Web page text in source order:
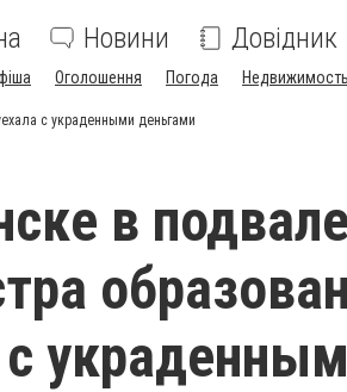
Новини Довідник
Оголошення Погода Недвижимость
с украденными деньгами
в
с